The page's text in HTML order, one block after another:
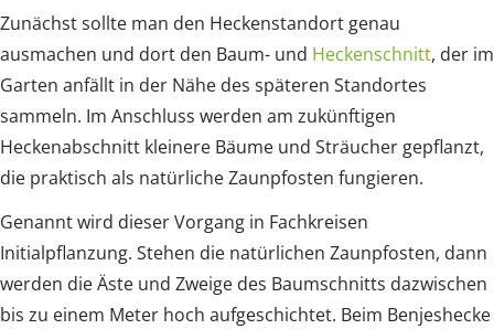
Zunächst sollte man den Heckenstandort genau
ausmachen und dort den Baum- und Heckenschnitt, der im
Garten anfällt in der Nähe des späteren Standortes
sammeln. Im Anschluss werden am zukünftigen
Heckenabschnitt kleinere Bäume und Sträucher gepflanzt,
die praktisch als natürliche Zaunpfosten fungieren.
Genannt wird dieser Vorgang in Fachkreisen
Initialpflanzung. Stehen die natürlichen Zaunpfosten, dann
werden die Äste und Zweige des Baumschnitts dazwischen
bis zu einem Meter hoch aufgeschichtet. Beim Benjeshecke